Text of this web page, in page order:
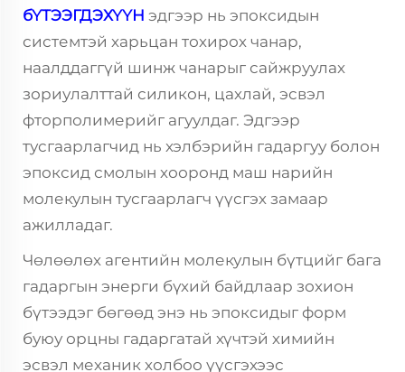
бҮТЭЭГДЭХҮҮН эдгээр нь эпоксидын
системтэй харьцан тохирох чанар,
наалддаггүй шинж чанарыг сайжруулах
зориулалттай силикон, цахлай, эсвэл
фторполимерийг агуулдаг. Эдгээр
тусгаарлагчид нь хэлбэрийн гадаргуу болон
эпоксид смолын хооронд маш нарийн
молекулын тусгаарлагч үүсгэх замаар
ажилладаг.
Чөлөөлөх агентийн молекулын бүтцийг бага
гадаргын энерги бүхий байдлаар зохион
бүтээдэг бөгөөд энэ нь эпоксидыг форм
буюу орцны гадаргатай хүчтэй химийн
эсвэл механик холбоо үүсгэхээс